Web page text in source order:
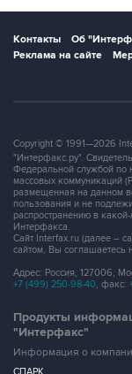
Контакты Об
Реклама на сайте
Copyright © 1991—2026
"Интерфакс.ру".
Федеральной службой по
массовых коммуникаций
размещенная на данном
пользования и не
распространению в
Интерфакса.
Сайт Interfax.ru (далее –
сайтом, Вы соглашаетесь
Адрес: Россия, 127006,
+7 (499) 250-98-40, факс:
Продукты
"Интерфакс"
Информация о
СПАРК